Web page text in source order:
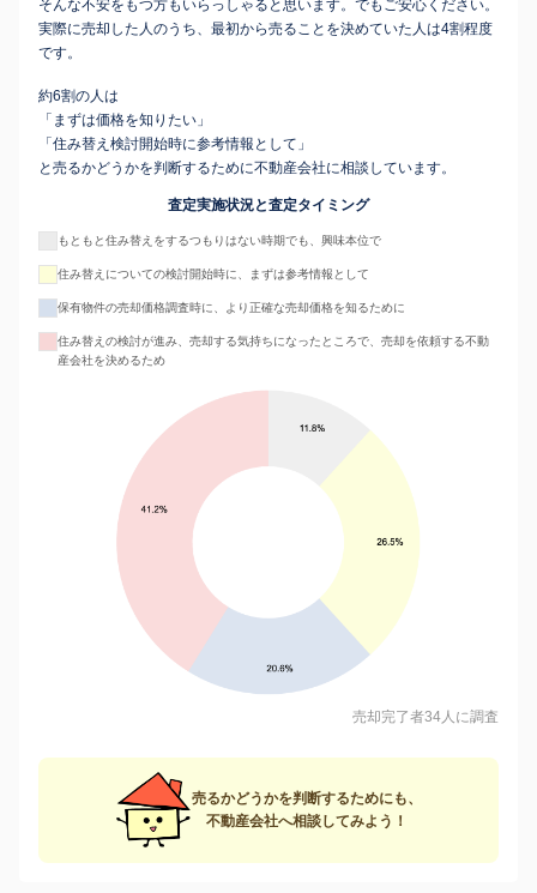
そんな不安をもつ方もいらっしゃると思います。でもご安心ください。
実際に売却した人のうち、最初から売ることを決めていた人は4割程度
です。
約6割の人は
「まずは価格を知りたい」
「住み替え検討開始時に参考情報として」
と売るかどうかを判断するために不動産会社に相談しています。
査定実施状況と査定タイミング
もともと住み替えをするつもりはない時期でも、興味本位で
住み替えについての検討開始時に、まずは参考情報として
保有物件の売却価格調査時に、より正確な売却価格を知るために
住み替えの検討が進み、売却する気持ちになったところで、売却を依頼する不動
産会社を決めるため
売却完了者34人に調査
売るかどうかを判断するためにも、
不動産会社へ相談してみよう！